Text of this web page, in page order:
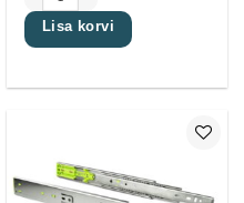
Lisa korvi
lemmikutesse